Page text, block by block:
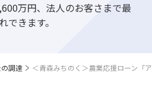
万円、法人のお客さまで最
きます。
調達 ＜青森みちのく＞農業応援ローン「